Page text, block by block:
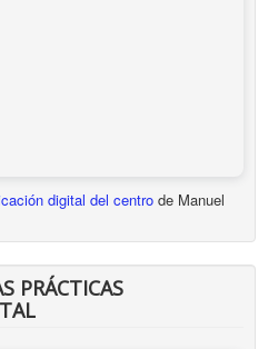
digital del centro de Manuel
PRÁCTICAS